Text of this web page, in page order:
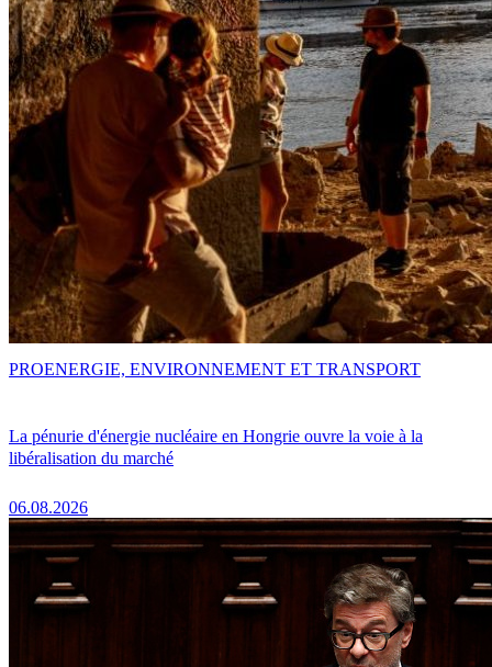
La pénurie d'énergie nucléaire en Hongrie ouvre la voie à la
libéralisation du marché
06.08.2026
PROENERGIE, ENVIRONNEMENT ET TRANSPORT